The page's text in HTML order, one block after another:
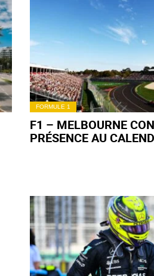
FORMULE 1
F1 – MELBOURNE
PRÉSENCE AU